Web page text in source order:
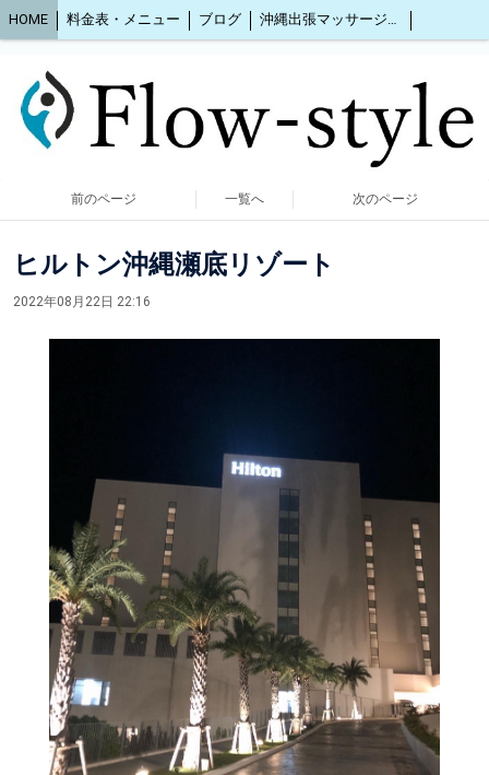
HOME 料金表・メニュー ブログ 沖縄出張マッサージ2人同時OK
前のページ 一覧へ 次のページ
ヒルトン沖縄瀬底リゾート
2022年08月22日 22:16